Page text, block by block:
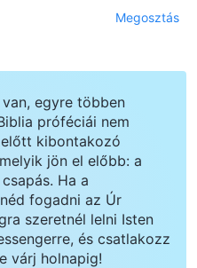
Megosztás
egyre többen
próféciái nem
előtt kibontakozó
jön el előbb: a
Ha a
fogadni az Úr
szeretnél lelni Isten
és csatlakozz
várj holnapig!